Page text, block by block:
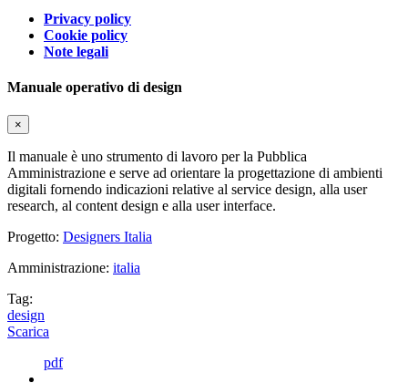
Privacy policy
Cookie policy
Note legali
Manuale operativo di design
×
Il manuale è uno strumento di lavoro per la Pubblica
Amministrazione e serve ad orientare la progettazione di ambienti
digitali fornendo indicazioni relative al service design, alla user
research, al content design e alla user interface.
Progetto: Designers Italia
Amministrazione: italia
Tag:
design
Scarica
pdf